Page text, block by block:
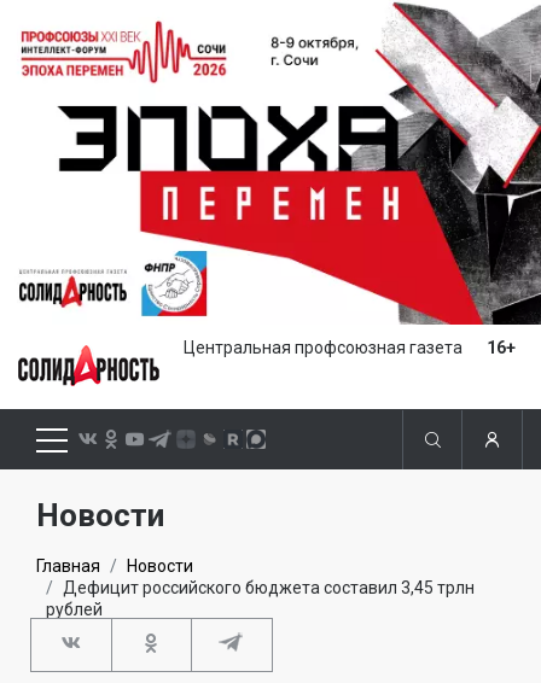
Центральная профсоюзная газета 16+
Новости
Главная
Новости
Дефицит российского бюджета составил 3,45 трлн
рублей